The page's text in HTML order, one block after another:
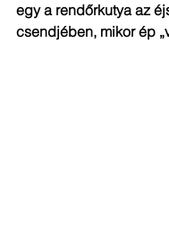
egy a rendőrkutya az
csendjében, mikor ép